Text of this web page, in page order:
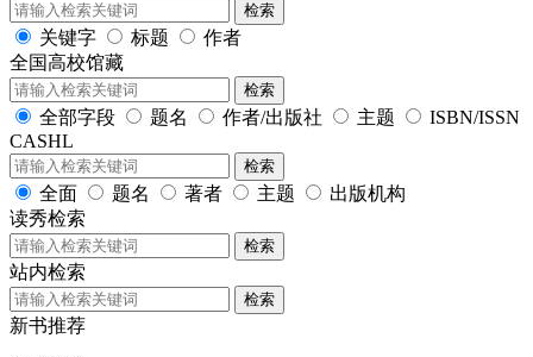
检索
关键字 标题
作者
全国高校馆藏
检索
全部字段 题名 作者/出版社 主题
ISBN/ISSN
CASHL
检索
全面 题名 著者 主题
出版机构
读秀检索
检索
站内检索
检索
新书推荐